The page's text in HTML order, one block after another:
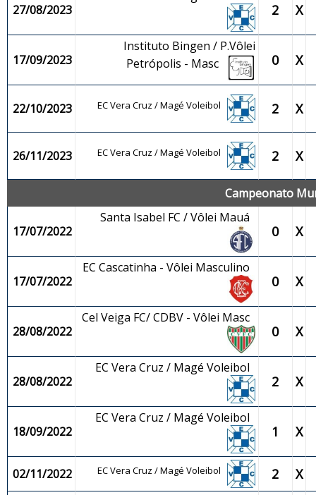
27/08/2023 2 X
17/09/2023
Instituto Bingen / P.Vôlei
Petrópolis - Masc
0 X
22/10/2023 EC Vera Cruz / Magé Voleibol 2 X
26/11/2023 EC Vera Cruz / Magé Voleibol 2 X
Campeonato
17/07/2022
Santa Isabel FC / Vôlei Mauá
0 X
17/07/2022
EC Cascatinha - Vôlei Masculino
0 X
28/08/2022
Cel Veiga FC/ CDBV - Vôlei Masc
0 X
28/08/2022
EC Vera Cruz / Magé Voleibol
2 X
18/09/2022
EC Vera Cruz / Magé Voleibol
1 X
02/11/2022 EC Vera Cruz / Magé Voleibol 2 X